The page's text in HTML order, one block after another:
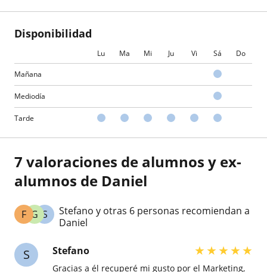
Disponibilidad
Lu Ma Mi Ju Vi Sá Do
Mañana
Mediodía
Tarde
7 valoraciones de alumnos y ex-
alumnos de Daniel
S
G
F
Stefano y otras 6 personas recomiendan a
Daniel
S Stefano ★★★★★
Gracias a él recuperé mi gusto por el Marketing,